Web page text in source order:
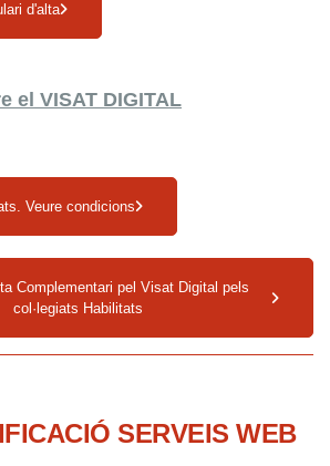
d'alta
el VISAT DIGITAL
Veure condicions
Complementari pel Visat Digital pels
col·legiats Habilitats
SERVEIS WEB